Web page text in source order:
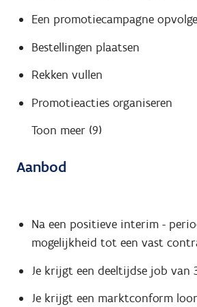
Een promotiecampagne
Bestellingen plaatsen
Rekken vullen
Promotieacties organiseren
Toon meer (9)
Aanbod
Na een positieve interim -
mogelijkheid tot een vast
Je krijgt een deeltijdse job van
Je krijgt een marktconform